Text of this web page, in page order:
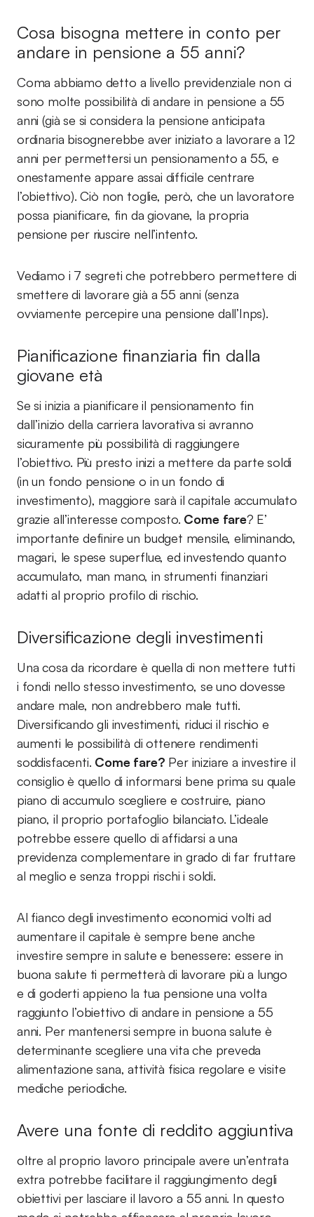
Cosa bisogna mettere in conto per
andare in pensione a 55 anni?
Coma abbiamo detto a livello previdenziale non ci
sono molte possibilità di andare in pensione a 55
anni (già se si considera la pensione anticipata
ordinaria bisognerebbe aver iniziato a lavorare a 12
anni per permettersi un pensionamento a 55, e
onestamente appare assai difficile centrare
l’obiettivo). Ciò non toglie, però, che un lavoratore
possa pianificare, fin da giovane, la propria
pensione per riuscire nell’intento.
Vediamo i 7 segreti che potrebbero permettere di
smettere di lavorare già a 55 anni (senza
ovviamente percepire una pensione dall’Inps).
Pianificazione finanziaria fin dalla
giovane età
Se si inizia a pianificare il pensionamento fin
dall’inizio della carriera lavorativa si avranno
sicuramente più possibilità di raggiungere
l’obiettivo. Più presto inizi a mettere da parte soldi
(in un fondo pensione o in un fondo di
investimento), maggiore sarà il capitale accumulato
grazie all’interesse composto. Come fare? E’
importante definire un budget mensile, eliminando,
magari, le spese superflue, ed investendo quanto
accumulato, man mano, in strumenti finanziari
adatti al proprio profilo di rischio.
Diversificazione degli investimenti
Una cosa da ricordare è quella di non mettere tutti
i fondi nello stesso investimento, se uno dovesse
andare male, non andrebbero male tutti.
Diversificando gli investimenti, riduci il rischio e
aumenti le possibilità di ottenere rendimenti
soddisfacenti. Come fare? Per iniziare a investire il
consiglio è quello di informarsi bene prima su quale
piano di accumulo scegliere e costruire, piano
piano, il proprio portafoglio bilanciato. L’ideale
potrebbe essere quello di affidarsi a una
previdenza complementare in grado di far fruttare
al meglio e senza troppi rischi i soldi.
Al fianco degli investimento economici volti ad
aumentare il capitale è sempre bene anche
investire sempre in salute e benessere: essere in
buona salute ti permetterà di lavorare più a lungo
e di goderti appieno la tua pensione una volta
raggiunto l’obiettivo di andare in pensione a 55
anni. Per mantenersi sempre in buona salute è
determinante scegliere una vita che preveda
alimentazione sana, attività fisica regolare e visite
mediche periodiche.
Avere una fonte di reddito aggiuntiva
oltre al proprio lavoro principale avere un’entrata
extra potrebbe facilitare il raggiungimento degli
obiettivi per lasciare il lavoro a 55 anni. In questo